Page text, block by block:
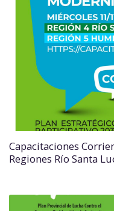
Capacitaciones
Regiones Río Santa